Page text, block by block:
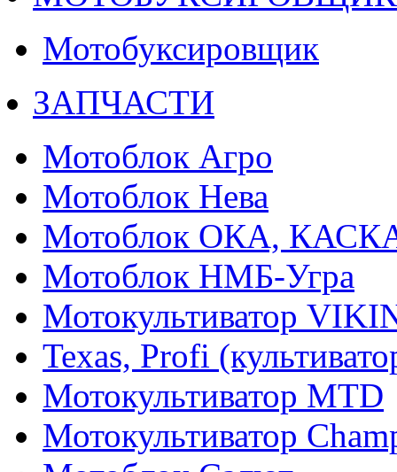
Мотобуксировщик
ЗАПЧАСТИ
Мотоблок Агро
Мотоблок Нева
Мотоблок ОКА,
Мотоблок НМБ-Угра
Мотокультиватор
Texas, Profi
Мотокультиватор MTD
Мотокультиватор